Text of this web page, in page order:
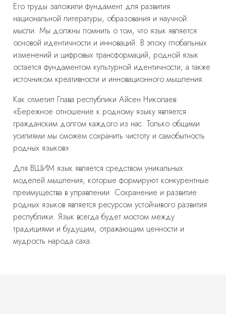
Его труды заложили фундамент для развития
национальной литературы, образования и научной
мысли. Мы должны помнить о том, что язык является
основой идентичности и инноваций. В эпоху глобальных
изменений и цифровых трансформаций, родной язык
остается фундаментом культурной идентичности, а также
источником креативности и инновационного мышления.
Как отметил Глава республики Айсен Николаев:
«Бережное отношение к родному языку является
гражданским долгом каждого из нас. Только общими
усилиями мы сможем сохранить чистоту и самобытность
родных языков».
Для ВШИМ язык является средством уникальных
моделей мышления, которые формируют конкурентные
преимущества в управлении. Сохранение и развитие
родных языков является ресурсом устойчивого развития
республики. Язык всегда будет мостом между
традициями и будущим, отражающим ценности и
мудрость народа саха.